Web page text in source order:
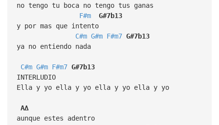
no tengo tu boca no tengo tus ganas
F#m
G#7b13
y por mas que intento
C#m G#m F#m7 G#7b13
ya no entiendo nada
C#m G#m F#m7 G#7b13
INTERLUDIO
Ella y yo ella y yo ella y yo ella y yo
A∆
aunque estes adentro